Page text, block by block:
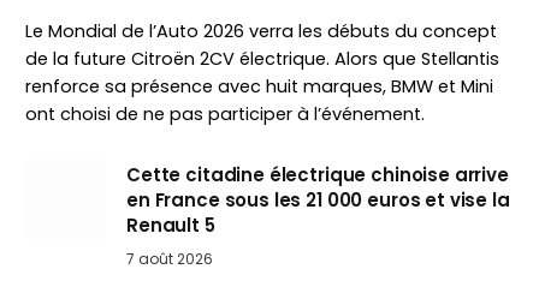
Le Mondial de l’Auto 2026 verra les débuts du concept
de la future Citroën 2CV électrique. Alors que Stellantis
renforce sa présence avec huit marques, BMW et Mini
ont choisi de ne pas participer à l’événement.
Cette citadine électrique chinoise arrive
en France sous les 21 000 euros et vise la
Renault 5
7 août 2026